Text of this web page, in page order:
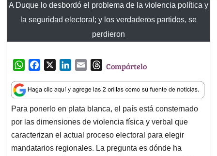
A Duque lo desbordó el problema de la violencia política y
la seguridad electoral; y los verdaderos partidos, se
perdieron
W
a
t
s
A
p
p
c
e
b
o
o
k
n
k
e
d
I
n
a
i
l
T
r
e
a
d
s
Compártelo
Para ponerlo en plata blanca, el país está consternado
por las dimensiones de violencia física y verbal que
caracterizan el actual proceso electoral para elegir
mandatarios regionales. La pregunta es dónde ha